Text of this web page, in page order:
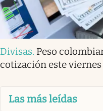
Divisas. Peso
cotización este viernes
Las más leídas